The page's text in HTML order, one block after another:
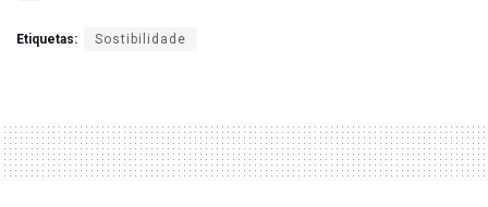
Etiquetas: Sostibilidade